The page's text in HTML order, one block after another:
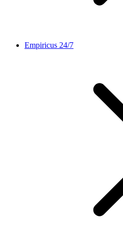
Empiricus 24/7